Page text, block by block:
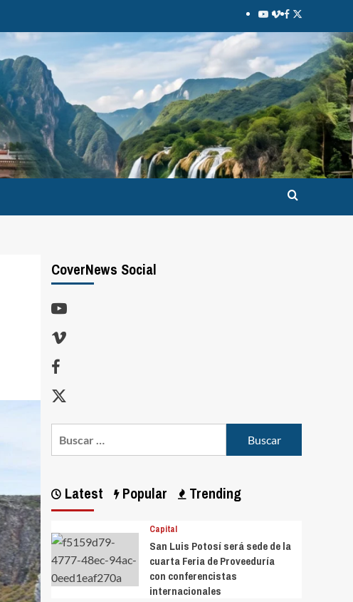
CoverNews Social
Latest Popular Trending
Capital
San Luis Potosí será sede de la
cuarta Feria de Proveeduría
con conferencistas
internacionales